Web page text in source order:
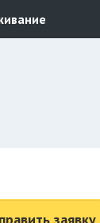
заявку